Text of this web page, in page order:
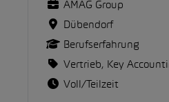
AMAG Group
Dübendorf
Berufserfahrung
Vertrieb, Key
Voll/Teilzeit